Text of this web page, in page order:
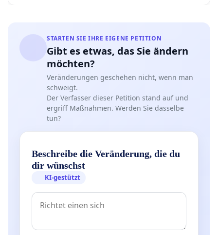
STARTEN SIE IHRE EIGENE PETITION
Gibt es etwas, das Sie ändern
möchten?
Veränderungen geschehen nicht, wenn man
schweigt.
Der Verfasser dieser Petition stand auf und
ergriff Maßnahmen. Werden Sie dasselbe
tun?
Beschreibe die Veränderung, die du
dir wünschst
KI-gestützt